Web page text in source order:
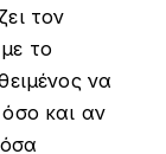
τον
το
να
και αν